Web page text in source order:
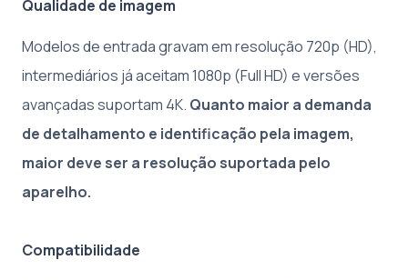
Qualidade de imagem
Modelos de entrada gravam em resolução 720p (HD),
intermediários já aceitam 1080p (Full HD) e versões
avançadas suportam 4K. Quanto maior a demanda
de detalhamento e identificação pela imagem,
maior deve ser a resolução suportada pelo
aparelho.
Compatibilidade